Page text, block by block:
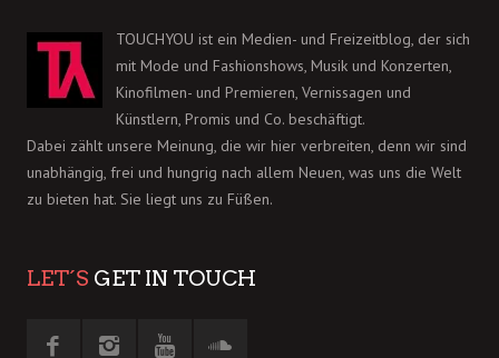
TOUCHYOU ist ein Medien- und Freizeitblog, der sich
mit Mode und Fashionshows, Musik und Konzerten,
Kinofilmen- und Premieren, Vernissagen und
Künstlern, Promis und Co. beschäftigt.
Dabei zählt unsere Meinung, die wir hier verbreiten, denn wir sind
unabhängig, frei und hungrig nach allem Neuen, was uns die Welt
zu bieten hat. Sie liegt uns zu Füßen.
LET´S GET IN TOUCH